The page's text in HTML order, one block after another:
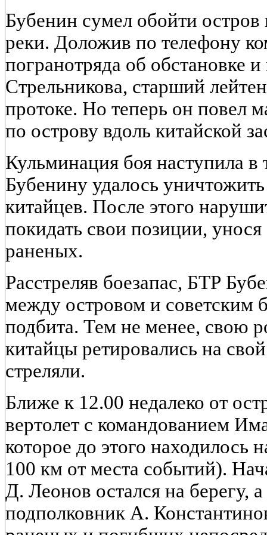
Бубенин сумел обойти остров
реки. Доложив по телефону
погранотряда об обстановке
Стрельникова, старший
протоке. Но теперь он повел
по острову вдоль китайской
Кульминация боя наступила в
Бубенину удалось
китайцев. После этого
покидать свои позиции,
раненых.
Расстреляв боезапас, БТР
между островом и советским
подбита. Тем не менее, свою
китайцы ретировались на
стреляли.
Ближе к 12.00 недалеко от
вертолет с командованием
которое до этого находилось
100 км от места событий).
Д. Леонов остался на берегу,
подполковник А.